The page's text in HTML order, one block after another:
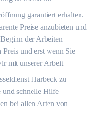
garantiert erhalten.​
Preise anzubieten und
der Arbeiten
und erst wenn Sie
mit unserer Arbeit.​
Harbeck zu
und schnelle Hilfe
bei allen Arten von